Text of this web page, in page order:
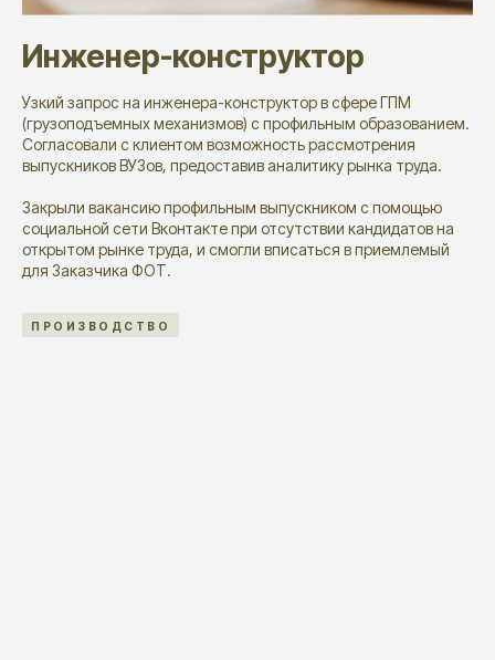
Инженер-конструктор
Узкий запрос на инженера-конструктор в сфере ГПМ
(грузоподъемных механизмов) с профильным образованием.
Согласовали с клиентом возможность рассмотрения
выпускников ВУЗов, предоставив аналитику рынка труда.
Закрыли вакансию профильным выпускником с помощью
социальной сети Вконтакте при отсутствии кандидатов на
открытом рынке труда, и смогли вписаться в приемлемый
для Заказчика ФОТ.
ПРОИЗВОДСТВО